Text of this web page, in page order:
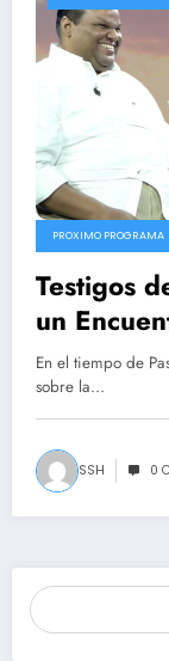
PROXIMO PROGRAMA
Testigos
un
Familias
En el tiempo de
sobre la…
SSH 0